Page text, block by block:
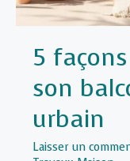
5
son
urbain
Laisser un